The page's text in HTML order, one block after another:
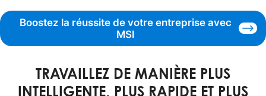
Boostez la réussite de votre entreprise avec
MSI
TRAVAILLEZ DE MANIÈRE PLUS
INTELLIGENTE, PLUS RAPIDE ET PLUS